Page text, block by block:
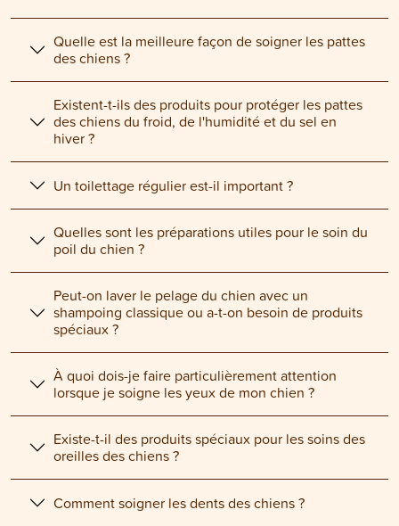
Quelle est la meilleure façon de soigner les pattes
des chiens ?
Existent-t-ils des produits pour protéger les pattes
des chiens du froid, de l'humidité et du sel en
hiver ?
Un toilettage régulier est-il important ?
Quelles sont les préparations utiles pour le soin du
poil du chien ?
Peut-on laver le pelage du chien avec un
shampoing classique ou a-t-on besoin de produits
spéciaux ?
À quoi dois-je faire particulièrement attention
lorsque je soigne les yeux de mon chien ?
Existe-t-il des produits spéciaux pour les soins des
oreilles des chiens ?
Comment soigner les dents des chiens ?